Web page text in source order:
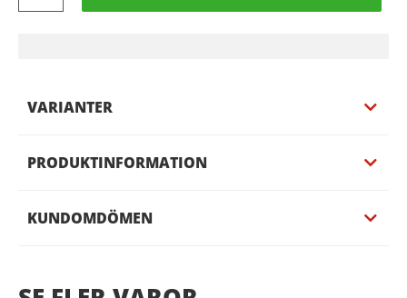
VARIANTER
PRODUKTINFORMATION
KUNDOMDÖMEN